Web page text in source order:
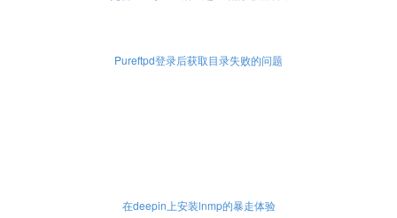
Pureftpd登录后获取目录失败的问题
在deepin上安装lnmp的暴走体验